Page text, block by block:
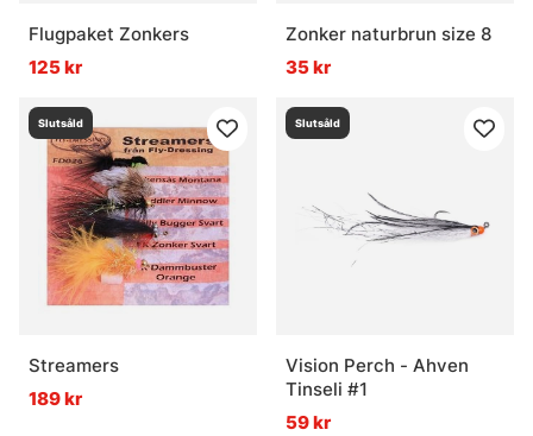
Flugpaket Zonkers
125 kr
Zonker naturbrun size 8
35 kr
Slutsåld
Streamers
189 kr
Slutsåld
Vision Perch - Ahven
Tinseli #1
59 kr